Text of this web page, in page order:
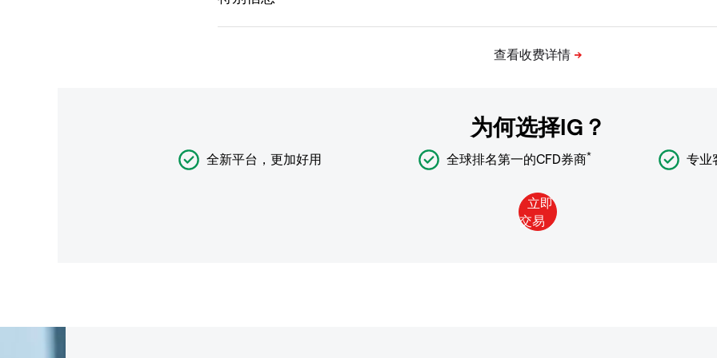
为何选择IG？
全新平台，更加好用 全球排名第一的CFD券商* 专业